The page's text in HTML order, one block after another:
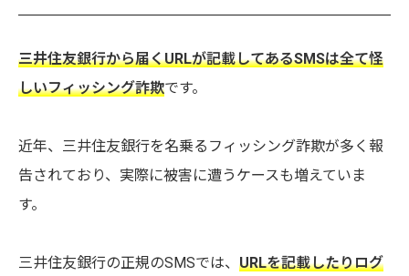
三井住友銀行から届くURLが記載してあるSMSは全て怪
しいフィッシング詐欺です。
近年、三井住友銀行を名乗るフィッシング詐欺が多く報
告されており、実際に被害に遭うケースも増えていま
す。
三井住友銀行の正規のSMSでは、 URLを記載したりログ